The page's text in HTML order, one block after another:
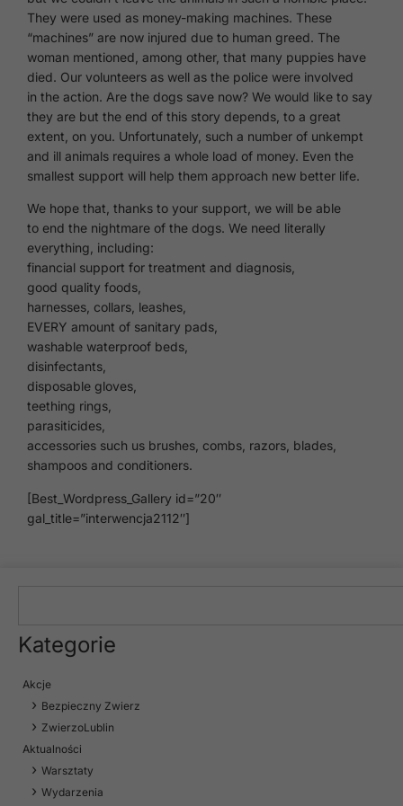
They were used as money-making machines. These
“machines” are now injured due to human greed. The
woman mentioned, among other, that many puppies have
died. Our volunteers as well as the police were involved
in the action. Are the dogs save now? We would like to say
they are but the end of this story depends, to a great
extent, on you. Unfortunately, such a number of unkempt
and ill animals requires a whole load of money. Even the
smallest support will help them approach new better life.
We hope that, thanks to your support, we will be able
to end the nightmare of the dogs. We need literally
everything, including:
financial support for treatment and diagnosis,
good quality foods,
harnesses, collars, leashes,
EVERY amount of sanitary pads,
washable waterproof beds,
disinfectants,
disposable gloves,
teething rings,
parasiticides,
accessories such us brushes, combs, razors, blades,
shampoos and conditioners.
[Best_Wordpress_Gallery id=”20″
gal_title=”interwencja2112″]
Kategorie
Akcje
Bezpieczny Zwierz
ZwierzoLublin
Aktualności
Warsztaty
Wydarzenia